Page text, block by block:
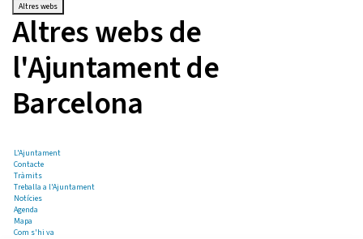
Altres webs
Altres webs de
l'Ajuntament de
Barcelona
L'Ajuntament
Contacte
Tràmits
Treballa a l'Ajuntament
Notícies
Agenda
Mapa
Com s'hi va